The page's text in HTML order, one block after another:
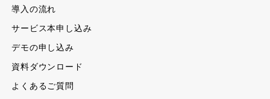
導入の流れ
サービス本申し込み
デモの申し込み
資料ダウンロード
よくあるご質問